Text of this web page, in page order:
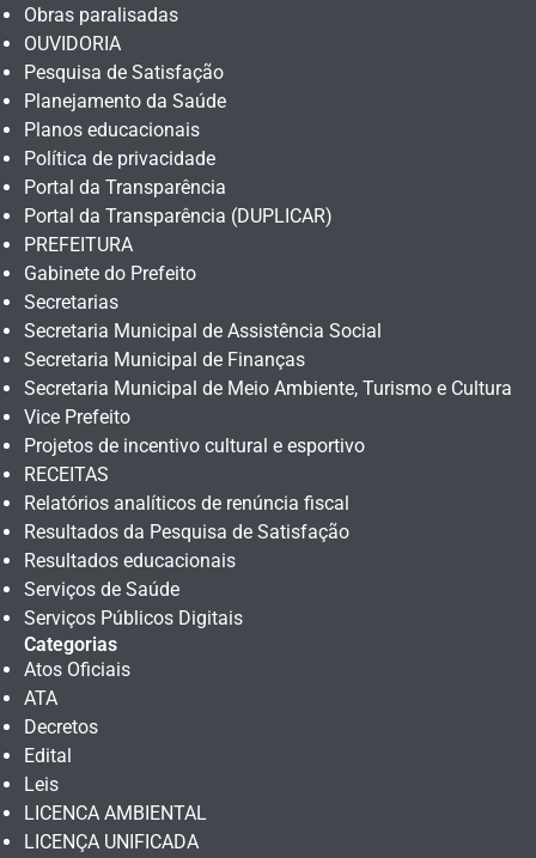
Obras paralisadas
OUVIDORIA
Pesquisa de Satisfação
Planejamento da Saúde
Planos educacionais
Política de privacidade
Portal da Transparência
Portal da Transparência (DUPLICAR)
PREFEITURA
Gabinete do Prefeito
Secretarias
Secretaria Municipal de Assistência Social
Secretaria Municipal de Finanças
Secretaria Municipal de Meio Ambiente, Turismo e Cultura
Vice Prefeito
Projetos de incentivo cultural e esportivo
RECEITAS
Relatórios analíticos de renúncia fiscal
Resultados da Pesquisa de Satisfação
Resultados educacionais
Serviços de Saúde
Serviços Públicos Digitais
Categorias
Atos Oficiais
ATA
Decretos
Edital
Leis
LICENCA AMBIENTAL
LICENÇA UNIFICADA